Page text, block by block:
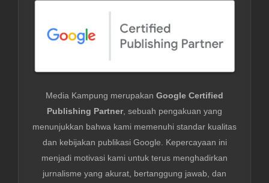
Media Kampung merupakan Google Certified
Publishing Partner, sebuah pengakuan yang
menunjukkan bahwa kami memenuhi standar kualitas
dan kebijakan publikasi Google. Kepercayaan ini
menjadi motivasi kami untuk terus menghadirkan
jurnalisme yang akurat, bertanggung jawab, dan